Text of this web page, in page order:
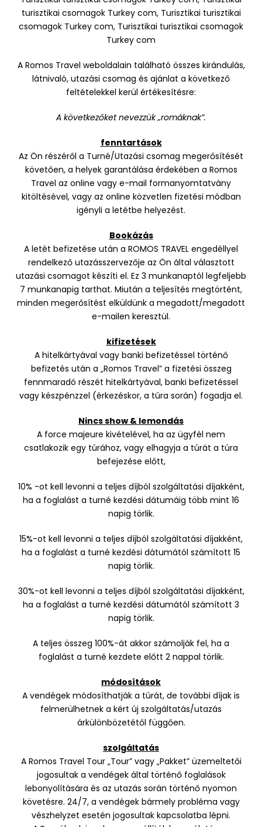
turisztikai csomagok Turkey com, Turisztikai turisztikai
csomagok Turkey com, Turisztikai turisztikai csomagok
Turkey com
A Romos Travel weboldalain található összes kirándulás,
látnivaló, utazási csomag és ajánlat a következő
feltételekkel kerül értékesítésre:
A következőket nevezzük „romáknak”.
fenntartások
Az Ön részéről a Turné/Utazási csomag megerősítését
követően, a helyek garantálása érdekében a Romos
Travel az online vagy e-mail formanyomtatvány
kitöltésével, vagy az online közvetlen fizetési módban
igényli a letétbe helyezést.
Bookázás
A letét befizetése után a ROMOS TRAVEL engedéllyel
rendelkező utazásszervezője az Ön által választott
utazási csomagot készíti el. Ez 3 munkanaptól legfeljebb
7 munkanapig tarthat. Miután a teljesítés megtörtént,
minden megerősítést elküldünk a megadott/megadott
e-mailen keresztül.
kifizetések
A hitelkártyával vagy banki befizetéssel történő
befizetés után a „Romos Travel” a fizetési összeg
fennmaradó részét hitelkártyával, banki befizetéssel
vagy készpénzzel (érkezéskor, a túra során) fogadja el.
Nincs show & lemondás
A force majeure kivételével, ha az ügyfél nem
csatlakozik egy túrához, vagy elhagyja a túrát a túra
befejezése előtt,
10% -ot kell levonni a teljes díjból szolgáltatási díjakként,
ha a foglalást a turné kezdési dátumáig több mint 16
napig törlik.
15%-ot kell levonni a teljes díjból szolgáltatási díjakként,
ha a foglalást a turné kezdési dátumától számított 15
napig törlik.
30%-ot kell levonni a teljes díjból szolgáltatási díjakként,
ha a foglalást a turné kezdési dátumától számított 3
napig törlik.
A teljes összeg 100%-át akkor számolják fel, ha a
foglalást a turné kezdete előtt 2 nappal törlik.
módosítások
A vendégek módosíthatják a túrát, de további díjak is
felmerülhetnek a kért új szolgáltatás/utazás
árkülönbözetétől függően.
szolgáltatás
A Romos Travel Tour „Tour” vagy „Pakket” üzemeltetői
jogosultak a vendégek által történő foglalások
lebonyolítására és az utazás során történő nyomon
követésre. 24/7, a vendégek bármely probléma vagy
vészhelyzet esetén jogosultak kapcsolatba lépni.